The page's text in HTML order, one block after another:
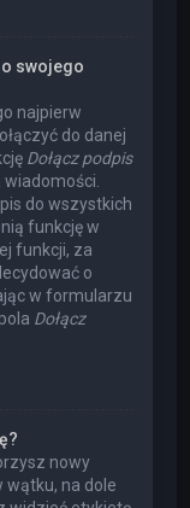
swojego
najpierw
do danej
Dołącz podpis
do wszystkich
funkcję w
funkcji, za
o
w formularzu
Dołącz
nowy
na dole